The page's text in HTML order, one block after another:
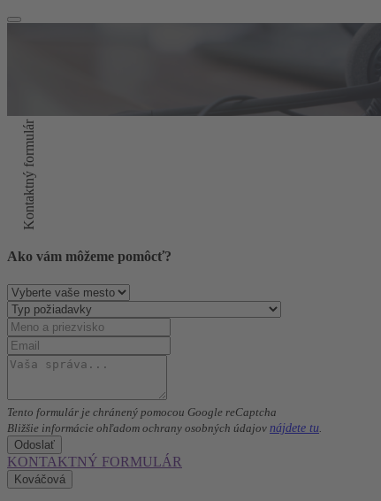
Kontaktný formulár
Ako vám môžeme pomôcť?
Tento formulár je chránený pomocou Google reCaptcha
Bližšie informácie ohľadom ochrany osobných údajov nájdete tu
Odoslať
KONTAKTNÝ FORMULÁR
Kováčová